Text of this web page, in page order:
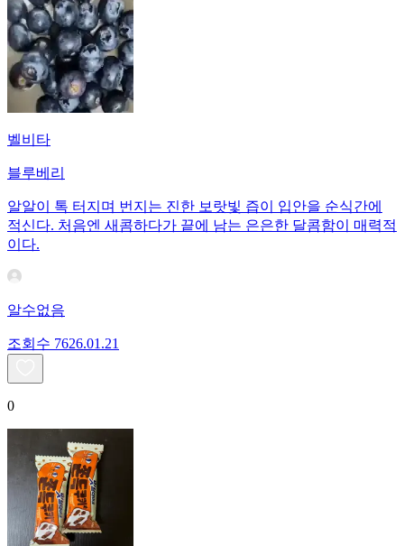
벨비타
블루베리
알알이 톡 터지며 번지는 진한 보랏빛 즙이 입안을 순식간에
적신다. 처음엔 새콤하다가 끝에 남는 은은한 달콤함이 매력적
이다.
알수없음
조회수 7626.01.21
0